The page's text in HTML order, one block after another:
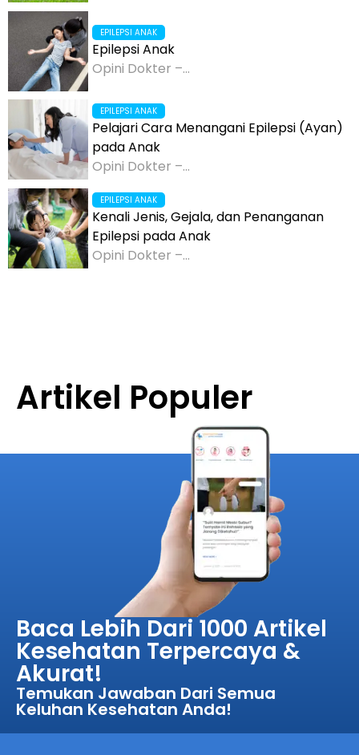
EPILEPSI ANAK
Epilepsi Anak
Opini Dokter –...
EPILEPSI ANAK
Pelajari Cara Menangani Epilepsi (Ayan)
pada Anak
Opini Dokter –...
EPILEPSI ANAK
Kenali Jenis, Gejala, dan Penanganan
Epilepsi pada Anak
Opini Dokter –...
Artikel Populer
Baca Lebih Dari 1000 Artikel
Kesehatan Terpercaya &
Akurat!
Temukan Jawaban Dari Semua
Keluhan Kesehatan Anda!